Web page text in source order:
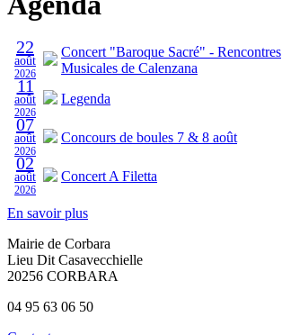
22
août
2026
Concert "Baroque Sacré" - Rencontres
Musicales de Calenzana
11
août
2026
Legenda
07
août
2026
Concours de boules 7 & 8 août
02
août
2026
Concert A Filetta
En savoir plus
Mairie de Corbara
Lieu Dit Casavecchielle
20256 CORBARA
04 95 63 06 50